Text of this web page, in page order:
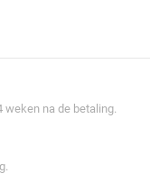
weken na de betaling.